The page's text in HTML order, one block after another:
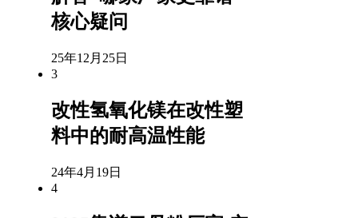
核心疑问
25年12月25日
3
改性氢氧化镁在改性塑
料中的耐高温性能
24年4月19日
4